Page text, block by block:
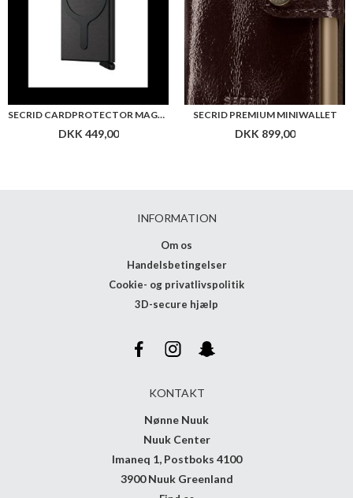
SECRID CARDPROTECTOR MAGSAFE
DKK 449,00
SECRID PREMIUM MINIWALLET
DKK 899,00
INFORMATION
Om os
Handelsbetingelser
Cookie- og privatlivspolitik
3D-secure hjælp
KONTAKT
Nønne Nuuk
Nuuk Center
Imaneq 1, Postboks 4100
3900 Nuuk Greenland